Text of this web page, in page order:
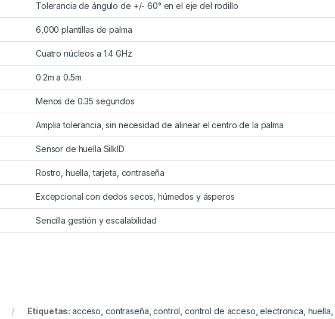
Tolerancia de ángulo de +/- 60° en el eje del rodillo
6,000 plantillas de palma
Cuatro núcleos a 1.4 GHz
0.2m a 0.5m
Menos de 0.35 segundos
Amplia tolerancia, sin necesidad de alinear el centro de la palma
Sensor de huella SilkID
Rostro, huella, tarjeta, contraseña
Excepcional con dedos secos, húmedos y ásperos
Sencilla gestión y escalabilidad
Etiquetas:acceso contraseña ,control ,control de acceso ,electronica huella